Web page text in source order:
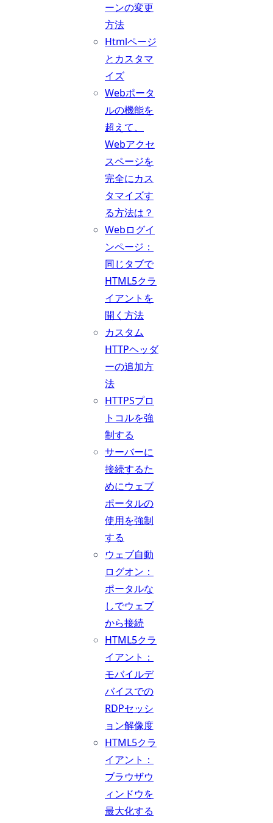
ーンの変更
方法
Htmlページ
とカスタマ
イズ
Webポータ
ルの機能を
超えて、
Webアクセ
スページを
完全にカス
タマイズす
る方法は？
Webログイ
ンページ：
同じタブで
HTML5クラ
イアントを
開く方法
カスタム
HTTPヘッダ
ーの追加方
法
HTTPSプロ
トコルを強
制する
サーバーに
接続するた
めにウェブ
ポータルの
使用を強制
する
ウェブ自動
ログオン：
ポータルな
しでウェブ
から接続
HTML5クラ
イアント：
モバイルデ
バイスでの
RDPセッシ
ョン解像度
HTML5クラ
イアント：
ブラウザウ
ィンドウを
最大化する